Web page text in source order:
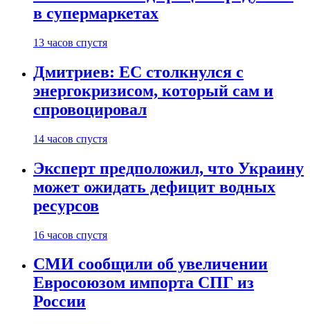
в супермаркетах
13 часов спустя
Дмитриев: ЕС столкнулся с
энергокризисом, который сам и
спровоцировал
14 часов спустя
Эксперт предположил, что Украину
может ожидать дефицит водных
ресурсов
16 часов спустя
СМИ сообщили об увеличении
Евросоюзом импорта СПГ из
России